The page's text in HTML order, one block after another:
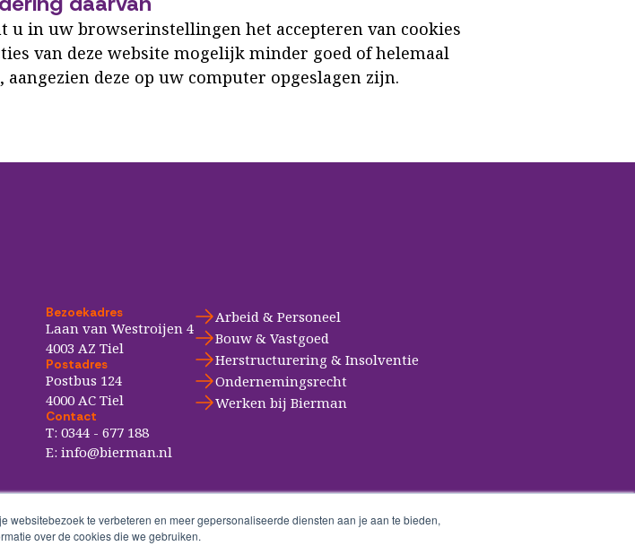
te verbeteren en meer gepersonaliseerde diensten aan je aan te bieden,
over de cookies die we gebruiken.
in uw browserinstellingen het accepteren van cookies
van deze website mogelijk minder goed of helemaal
deze op uw computer opgeslagen zijn.
Bezoekadres
Laan van Westroijen 4
4003 AZ Tiel
Postadres
Postbus 124
4000 AC Tiel
Contact
T: 0344 - 677 188
E: info@bierman.nl
Arbeid & Personeel
Bouw & Vastgoed
Herstructurering & Insolventie
Ondernemingsrecht
Werken bij Bierman